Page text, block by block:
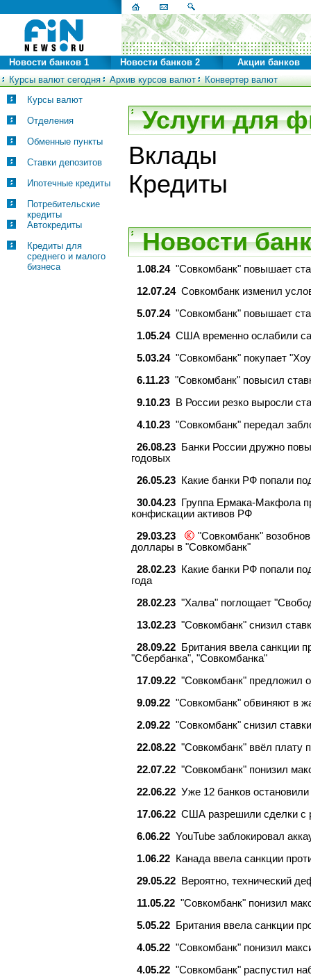
Курсы валют сегодня Архив курсов валют Конвертер валют
Новости банков 1 Новости банков 2 Акции банков
Курсы валют
Отделения
Обменные пункты
Ставки депозитов
Ипотечные кредиты
Потребительские
кредиты
Автокредиты
Кредиты для
среднего и малого
бизнеса
Услуги для
Вклады
Кредиты
Новости
1.08.24 "Совкомбанк" повышает
12.07.24 Совкомбанк изменил
5.07.24 "Совкомбанк" повышает
1.05.24 США временно ослабили
5.03.24 "Совкомбанк" покупает
6.11.23 "Совкомбанк" повысил
9.10.23
В России резко выросли
4.10.23 "Совкомбанк" передал
26.08.23
Банки России дружно
годовых
26.05.23
Какие банки РФ попали
30.04.23
Группа Ермака-Макфола
конфискации активов РФ
29.03.23
"Совкомбанк"
доллары в "Совкомбанк"
28.02.23
Какие банки РФ попали
года
28.02.23 "Халва" поглощает
13.02.23 "Совкомбанк" снизил
28.09.22
Британия ввела санкции
"Сбербанка", "Совкомбанка"
17.09.22 "Совкомбанк" предложил
9.09.22 "Совкомбанк" обвиняют в
2.09.22 "Совкомбанк" снизил
22.08.22 "Совкомбанк" ввёл плату
22.07.22 "Совкомбанк" понизил
22.06.22 Уже 12 банков
17.06.22 США разрешили сделки с
6.06.22 YouTube заблокировал
1.06.22
Канада ввела санкции
29.05.22
Вероятно, технический
11.05.22 "Совкомбанк" понизил
5.05.22
Британия ввела санкции
4.05.22 "Совкомбанк" понизил
4.05.22 "Совкомбанк" распустил